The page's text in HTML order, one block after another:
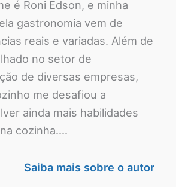
é Roni Edson, e minha
gastronomia vem de
reais e variadas. Além de
no setor de
de diversas empresas,
me desafiou a
ainda mais habilidades
cozinha....
Saiba mais sobre o autor